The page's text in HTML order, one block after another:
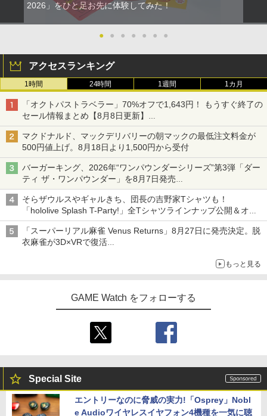
2026」をひと足お先に体験してみた！
● ● ● ● ● ● ●
アクセスランキング
1時間 24時間 1週間 1カ月
「オクトパストラベラー」70%オフで1,643円！ もうすぐ終了の
セール情報まとめ【8月8日更新】
ニンテンドーeショップでは「大神 絶景版」が67%オフで990円
マクドナルド、マックデリバリーの朝マックの最低注文料金が
500円値上げ。8月18日より1,500円から受付
バーガーキング、2026年“ワンパウンダーシリーズ”第3弾「ダー
ティ ザ・ワンパウンダー」を8月7日発売
「特製ガーリックマヨソース」を使用した超大型チーズバーガー
そらザウルスやギャルきち、団長の吉野家Tシャツも！
「hololive Splash T-Party!」全Tシャツラインナップ公開＆オン
ライン販売開始
「スーパーリアル麻雀 Venus Returns」8月27日に発売決定。脱
衣麻雀が3D×VRで復活
もっと見る
GAME Watch をフォローする
Special Site
エントリーなのに脅威の実力!「Osprey」Nobl
e Audioワイヤレスイヤフォン4機種を一気に聴